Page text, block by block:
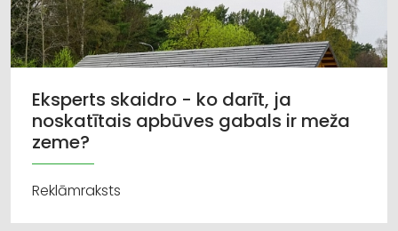
Eksperts skaidro - ko darīt, ja
noskatītais apbūves gabals ir meža
zeme?
Reklāmraksts